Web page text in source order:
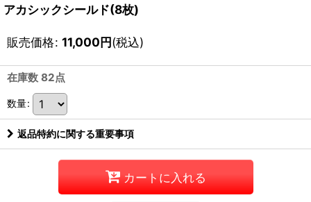
アカシックシールド(8枚)
販売価格: 11,000円(税込)
在庫数 82点
数量:
返品特約に関する重要事項
カートに入れる